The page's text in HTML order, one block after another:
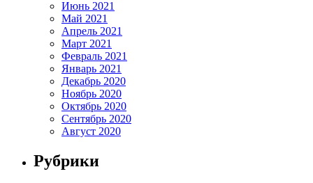
Июнь 2021
Май 2021
Апрель 2021
Март 2021
Февраль 2021
Январь 2021
Декабрь 2020
Ноябрь 2020
Октябрь 2020
Сентябрь 2020
Август 2020
Рубрики